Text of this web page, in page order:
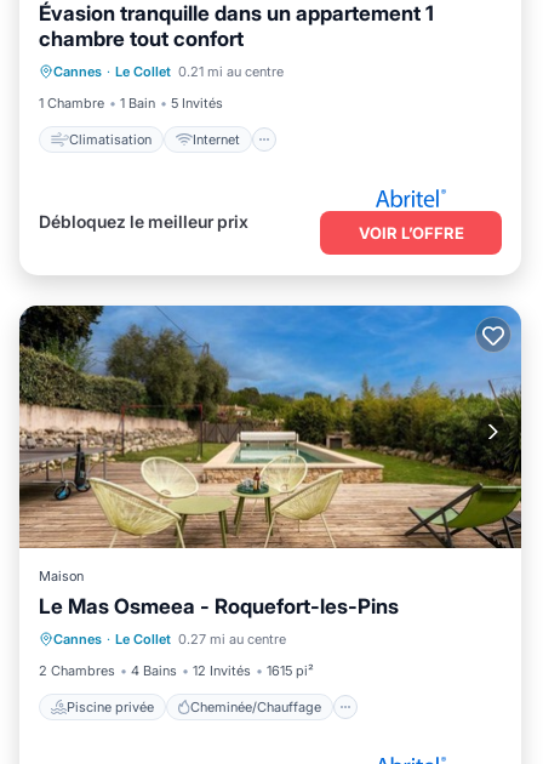
Évasion tranquille dans un appartement 1
chambre tout confort
Cannes · Le Collet 0.21 mi au centre
1 Chambre
1 Bain 5 Invités
Climatisation Internet
Climatisation
Adapté aux enfants
Débloquez le meilleur prix
VOIR L’OFFRE
Maison
Le Mas Osmeea - Roquefort-les-Pins
Cannes · Le Collet 0.27 mi au centre
2 Chambres
4 Bains 12 Invités 1615 pi²
Piscine privée Cheminée/Chauffage
Piscine privée
Cheminée/Chauffage
Piscine
Cuisine